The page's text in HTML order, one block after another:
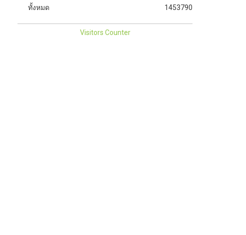
ทั้งหมด
1453790
Visitors Counter